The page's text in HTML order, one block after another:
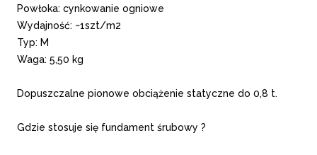
Powłoka: cynkowanie ogniowe
Wydajność: ~1szt/m2
Typ: M
Waga: 5,50 kg
Dopuszczalne pionowe obciążenie statyczne do 0,8 t.
Gdzie stosuje się fundament śrubowy ?